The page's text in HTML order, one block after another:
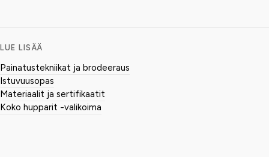
LUE LISÄÄ
Painatustekniikat ja brodeeraus
Istuvuusopas
Materiaalit ja sertifikaatit
Koko hupparit -valikoima